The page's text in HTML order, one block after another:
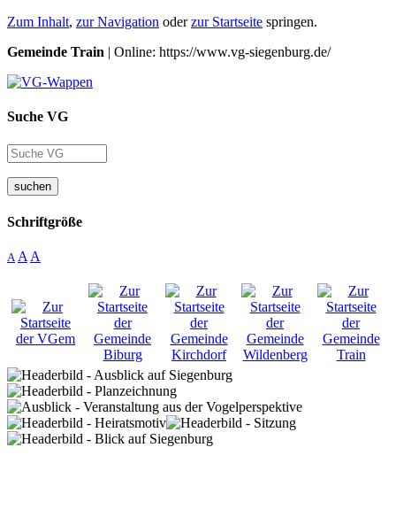
Zum Inhalt, zur Navigation oderzur Startseite springen.
Gemeinde Train | Online: https://www.vg-siegenburg.de/
Suche VG
suchen
Schriftgröße
A A A